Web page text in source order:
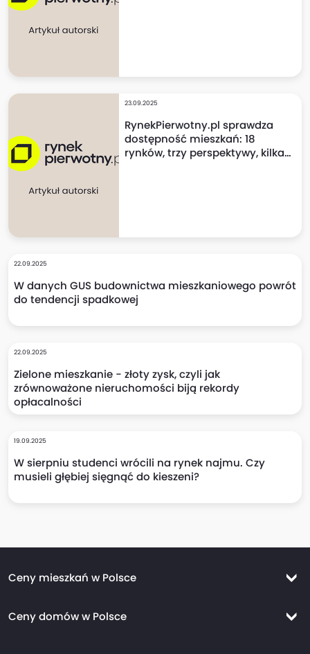
23.09.2025
RynekPierwotny.pl sprawdza
dostępność mieszkań: 18
rynków, trzy perspektywy, kilka
22.09.2025
W danych GUS budownictwa mieszkaniowego powrót
do tendencji spadkowej
22.09.2025
Zielone mieszkanie - złoty zysk, czyli jak
zrównoważone nieruchomości biją rekordy
opłacalności
19.09.2025
W sierpniu studenci wrócili na rynek najmu. Czy
musieli głębiej sięgnąć do kieszeni?
Ceny mieszkań w Polsce
Ceny mieszkań Kraków
Ceny domów w Polsce